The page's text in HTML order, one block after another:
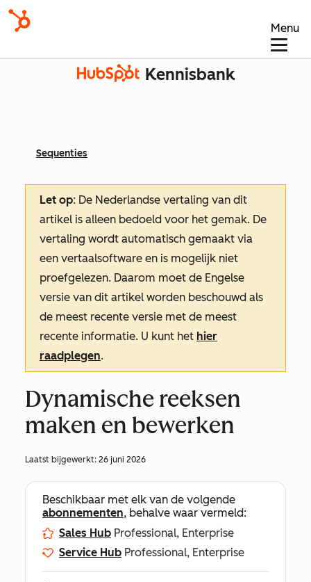
Menu
Kennisbank
Sequenties
Let op: De Nederlandse vertaling van dit
artikel is alleen bedoeld voor het gemak. De
vertaling wordt automatisch gemaakt via
een vertaalsoftware en is mogelijk niet
proefgelezen. Daarom moet de Engelse
versie van dit artikel worden beschouwd als
de meest recente versie met de meest
recente informatie. U kunt het hier
raadplegen.
Dynamische reeksen
maken en bewerken
Laatst bijgewerkt: 26 juni 2026
Beschikbaar met elk van de volgende
abonnementen, behalve waar vermeld:
Sales Hub Professional, Enterprise
Service Hub Professional, Enterprise